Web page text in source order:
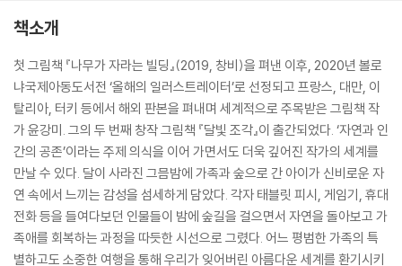
책소개
첫 그림책 『나무가 자라는 빌딩』(2019, 창비)을 펴낸 이후, 2020년 볼로
냐국제아동도서전 ‘올해의 일러스트레이터’로 선정되고 프랑스, 대만, 이
탈리아, 터키 등에서 해외 판본을 펴내며 세계적으로 주목받은 그림책 작
가 윤강미. 그의 두 번째 창작 그림책 『달빛 조각』이 출간되었다. ‘자연과 인
간의 공존’이라는 주제 의식을 이어 가면서도 더욱 깊어진 작가의 세계를
만날 수 있다. 달이 사라진 그믐밤에 가족과 숲으로 간 아이가 신비로운 자
연 속에서 느끼는 감성을 섬세하게 담았다. 각자 태블릿 피시, 게임기, 휴대
전화 등을 들여다보던 인물들이 밤에 숲길을 걸으면서 자연을 돌아보고 가
족애를 회복하는 과정을 따듯한 시선으로 그렸다. 어느 평범한 가족의 특
별하고도 소중한 여행을 통해 우리가 잊어버린 아름다운 세계를 환기시키